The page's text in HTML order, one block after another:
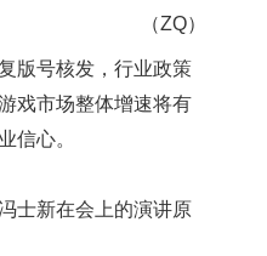
（ZQ）
号核发，行业政策
戏市场整体增速将有
信心。
新在会上的演讲原